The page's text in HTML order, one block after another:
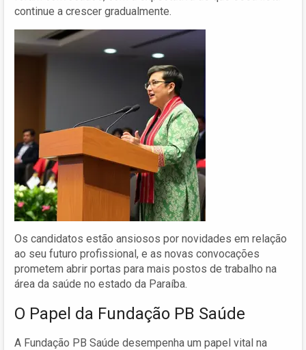
continue a crescer gradualmente.
Os candidatos estão ansiosos por novidades em relação
ao seu futuro profissional, e as novas convocações
prometem abrir portas para mais postos de trabalho na
área da saúde no estado da Paraíba.
O Papel da Fundação PB Saúde
A Fundação PB Saúde desempenha um papel vital na